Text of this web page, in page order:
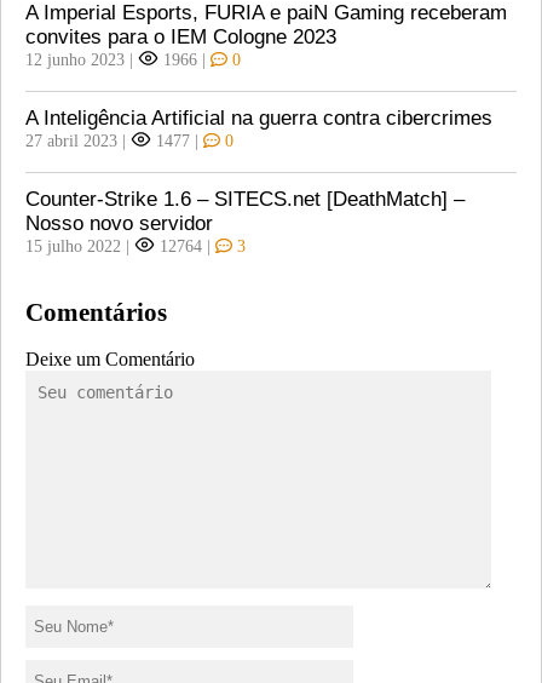
A Imperial Esports, FURIA e paiN Gaming receberam
convites para o IEM Cologne 2023
12 junho 2023 | 1966 | 0
A Inteligência Artificial na guerra contra cibercrimes
27 abril 2023 | 1477 | 0
Counter-Strike 1.6 – SITECS.net [DeathMatch] –
Nosso novo servidor
15 julho 2022 | 12764 | 3
Comentários
Deixe um Comentário